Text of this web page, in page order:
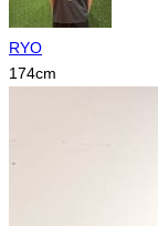
RYO
174cm